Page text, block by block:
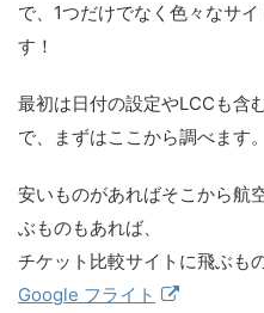
で、1つだけでなく色々なサ
す！
最初は日付の設定やLCCも含
で、まずはここから調べます。
安いものがあればそこから航
ぶものもあれば、
チケット比較サイトに飛ぶも
Google フライト